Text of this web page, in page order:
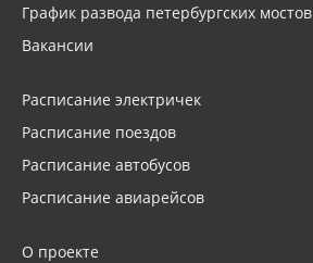
График развода петербургских мостов
Вакансии
Расписание электричек
Расписание поездов
Расписание автобусов
Расписание авиарейсов
О проекте